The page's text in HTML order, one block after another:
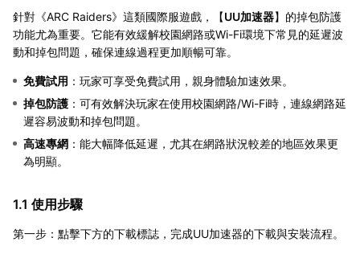
針對《ARC Raiders》這類國際服遊戲，【UU加速器】的掉包防護
功能尤為重要。它能有效緩解校園網路或Wi-Fi環境下常見的延遲波
動和掉包問題，確保連線過程更加順暢可靠。
免費試用 ：玩家可享受免費試用，親身體驗加速效果。
掉包防護 ：可有效解決玩家在使用校園網路/Wi-Fi時，連線網路延
遲容易波動和掉包問題。
高速專網 ：能大幅降低延遲，尤其在網路狀況較差的地區效果更
為明顯。
1.1 使用步驟
第一步：點擊下方的下載標誌，完成UU加速器的下載與安裝流程。